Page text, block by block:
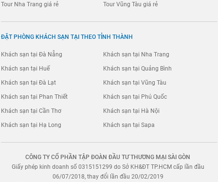
Tour Nha Trang giá rẻ Tour Vũng Tàu giá rẻ
ĐẶT PHÒNG KHÁCH SẠN TẠI THEO TỈNH THÀNH
Khách sạn tại Đà Nẵng
Khách sạn tại Huế
Khách sạn tại Nha Trang
Khách sạn tại Quảng Bình
Khách sạn tại Đà Lạt
Khách sạn tại Phan Thiết
Khách sạn tại Vũng Tàu
Khách sạn tại Phú Quốc
Khách sạn tại Cần Thơ
Khách sạn tại Hạ Long
Khách sạn tại Hà Nội
Khách sạn tại Sapa
CÔNG TY CỔ PHẦN TẬP ĐOÀN ĐẦU TƯ THƯƠNG MẠI SÀI GÒN
Giấy phép kinh doanh số 0315151299 do Sở KH&ĐT TP.HCM cấp lần đầu
06/07/2018, thay đổi lần đầu 20/02/2019